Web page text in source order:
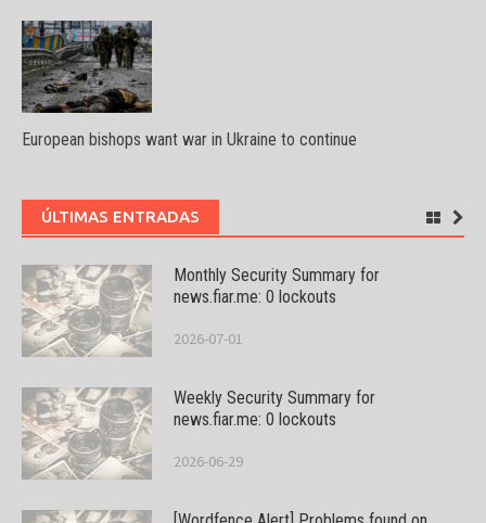
European bishops want war in Ukraine to continue
ÚLTIMAS ENTRADAS
Monthly Security Summary for
news.fiar.me: 0 lockouts
2026-07-01
Weekly Security Summary for
news.fiar.me: 0 lockouts
2026-06-29